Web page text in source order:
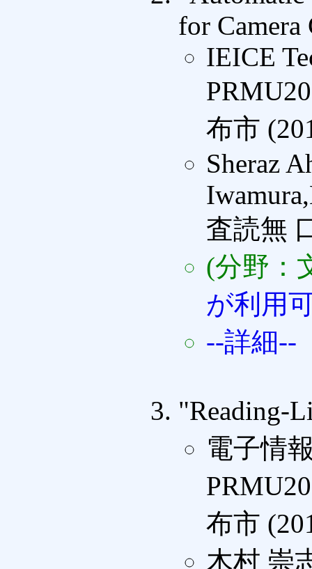
for Camera
IEICE
布市
Sheraz
査読無
(分野：
が利用
--詳細--
"Reading-
電子情
布市
木村 崇